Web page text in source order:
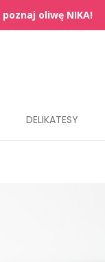
DELIKATESY